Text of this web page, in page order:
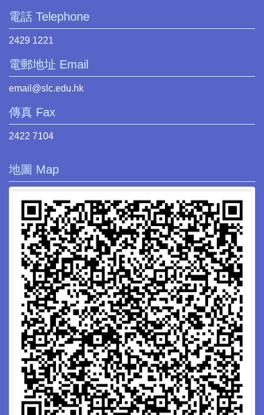
電話 Telephone
2429 1221
電郵地址 Email
email@slc.edu.hk
傳真 Fax
2422 7104
地圖 Map